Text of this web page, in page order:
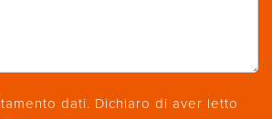
dati. Dichiaro di aver letto